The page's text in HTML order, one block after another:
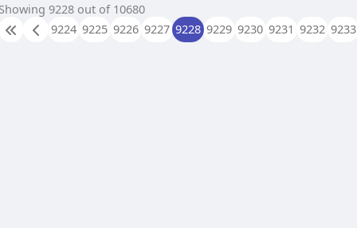
9228 out of 10680
9224 9225 9226 9227 9228 9229 9230 9231 9232 9233